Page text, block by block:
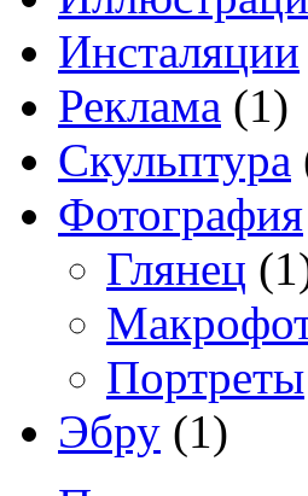
Инсталяции
Реклама (1)
Скульптура
Фотография
Глянец
Портреты
Эбру (1)